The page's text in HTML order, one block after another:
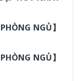
NGỦ】
NGỦ】